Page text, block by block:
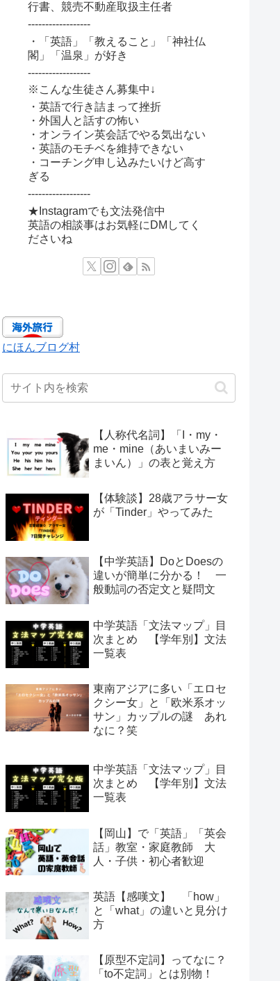
行書、競売不動産取扱主任者
------------------
・「英語」「教えること」「神社仏
閣」「温泉」が好き
------------------
※こんな生徒さん募集中↓
・英語で行き詰まって挫折
・外国人と話すの怖い
・オンライン英会話でやる気出ない
・英語のモチベを維持できない
・コーチング申し込みたいけど高す
ぎる
------------------
★Instagramでも文法発信中
英語の相談事はお気軽にDMしてく
ださいね
にほんブログ村
【人称代名詞】「I・my・
me・mine（あいまいみー
まいん）」の表と覚え方
【体験談】28歳アラサー女
が「Tinder」やってみた
【中学英語】DoとDoesの
違いが簡単に分かる！ 一
般動詞の否定文と疑問文
中学英語「文法マップ」目
次まとめ 【学年別】文法
一覧表
東南アジアに多い「エロセ
クシー女」と「欧米系オッ
サン」カップルの謎 あれ
なに？笑
中学英語「文法マップ」目
次まとめ 【学年別】文法
一覧表
【岡山】で「英語」「英会
話」教室・家庭教師 大
人・子供・初心者歓迎
英語【感嘆文】 「how」
と「what」の違いと見分け
方
【原型不定詞】ってなに？
「to不定詞」とは別物！